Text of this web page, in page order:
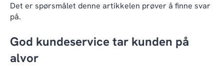
Det er spørsmålet denne artikkelen prøver å finne svar
på.
God kundeservice tar kunden på
alvor